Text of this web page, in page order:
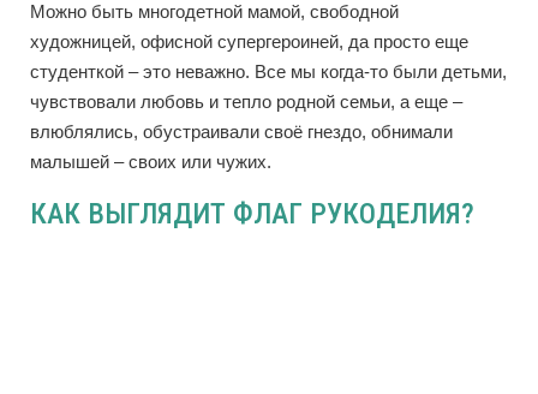
Можно быть многодетной мамой, свободной
художницей, офисной супергероиней, да просто еще
студенткой – это неважно. Все мы когда-то были детьми,
чувствовали любовь и тепло родной семьи, а еще –
влюблялись, обустраивали своё гнездо, обнимали
малышей – своих или чужих.
КАК ВЫГЛЯДИТ ФЛАГ РУКОДЕЛИЯ?